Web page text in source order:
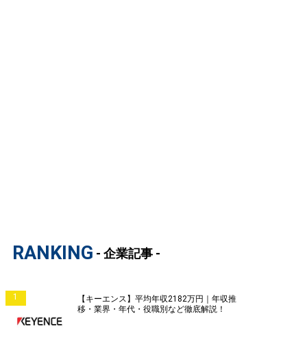
RANKING - 企業記事 -
1
【キーエンス】平均年収2182万円｜年収推
移・業界・年代・役職別など徹底解説！